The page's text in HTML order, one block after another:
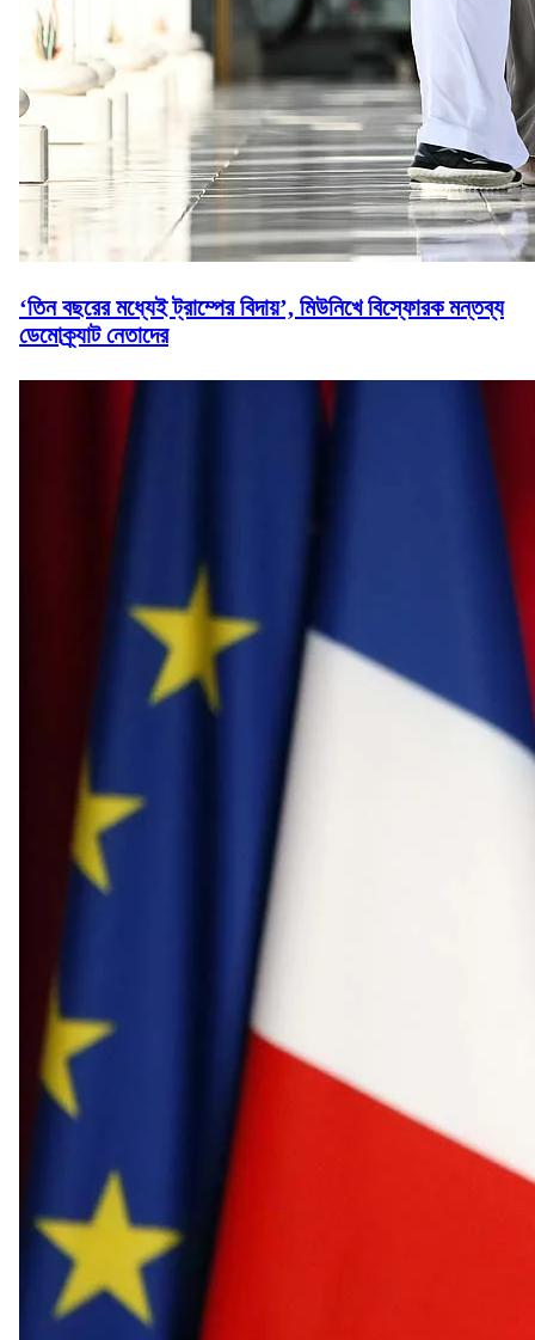
‘তিন বছরের মধ্যেই ট্রাম্পের বিদায়’, মিউনিখে বিস্ফোরক মন্তব্য
ডেমোক্র্যাট নেতাদের